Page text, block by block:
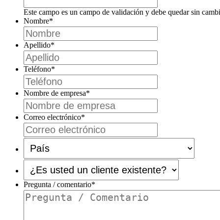
Este campo es un campo de validación y debe quedar sin
Nombre*
Apellido*
Teléfono*
Nombre de empresa*
Correo electrónico*
País*
¿Es
usted
un
cliente
existente?
*
Pregunta / comentario*